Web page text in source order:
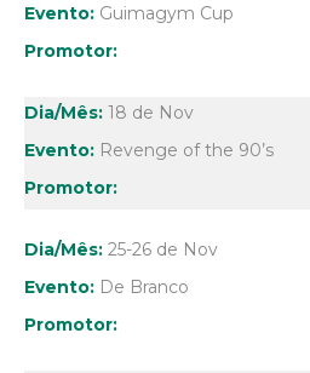
Guimagym Cup
18 de Nov
Revenge of the 90’s
25-26 de Nov
De Branco